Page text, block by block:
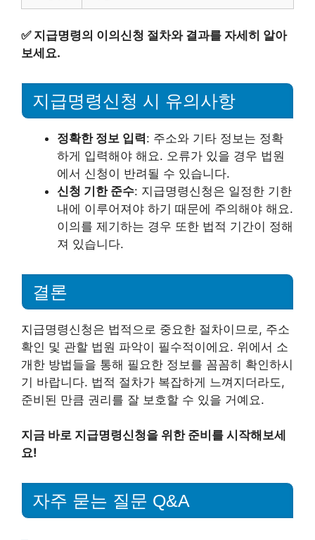
✅ 지급명령의 이의신청 절차와 결과를 자세히 알아
보세요.
지급명령신청 시 유의사항
정확한 정보 입력: 주소와 기타 정보는 정확
하게 입력해야 해요. 오류가 있을 경우 법원
에서 신청이 반려될 수 있습니다.
신청 기한 준수: 지급명령신청은 일정한 기한
내에 이루어져야 하기 때문에 주의해야 해요.
이의를 제기하는 경우 또한 법적 기간이 정해
져 있습니다.
결론
지급명령신청은 법적으로 중요한 절차이므로, 주소
확인 및 관할 법원 파악이 필수적이에요. 위에서 소
개한 방법들을 통해 필요한 정보를 꼼꼼히 확인하시
기 바랍니다. 법적 절차가 복잡하게 느껴지더라도,
준비된 만큼 권리를 잘 보호할 수 있을 거예요.
지금 바로 지급명령신청을 위한 준비를 시작해보세
요!
자주 묻는 질문 Q&A